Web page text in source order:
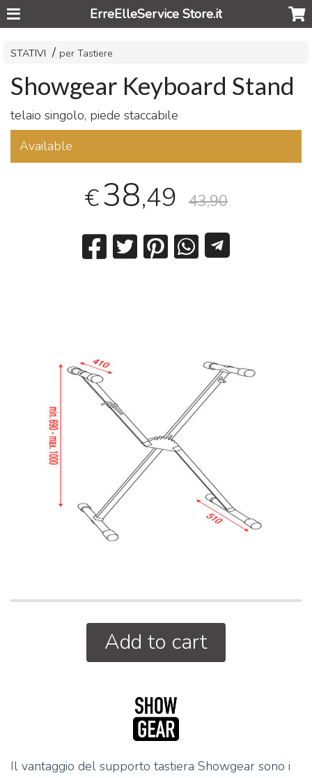
ErreElleService Store.it
STATIVI per Tastiere
Showgear Keyboard Stand
telaio singolo, piede staccabile
Available
€38,49 43,90
Add to cart
Il vantaggio del supporto tastiera Showgear sono i